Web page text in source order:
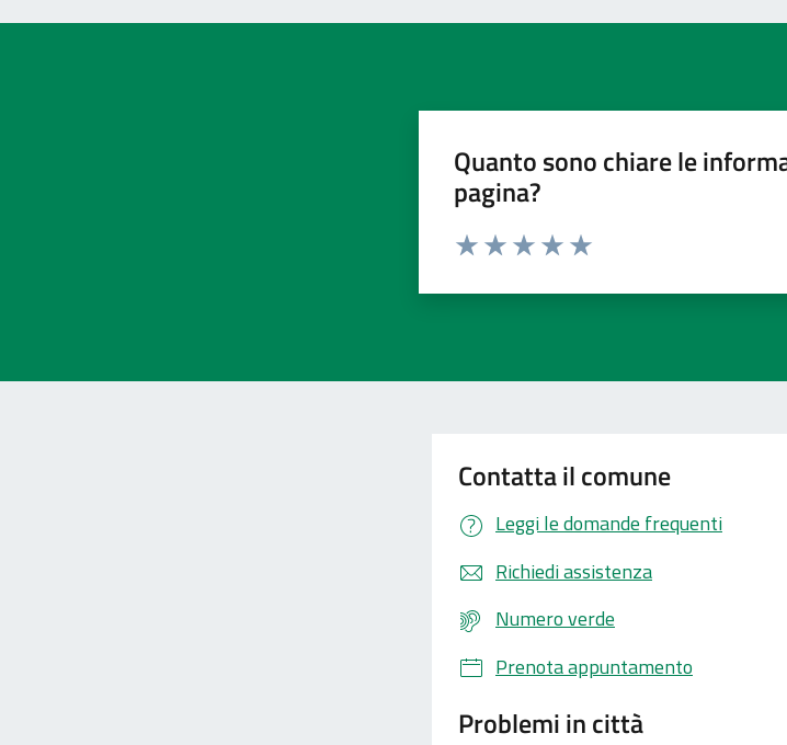
Quanto sono chiare le
pagina?
Contatta il comune
Leggi le domande frequenti
Richiedi assistenza
Numero verde
Prenota appuntamento
Problemi in città